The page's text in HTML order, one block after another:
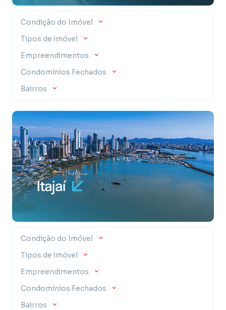
Condição do Imóvel
Tipos de imóvel
Empreendimentos
Condomínios Fechados
Bairros
Condição do Imóvel
Tipos de imóvel
Empreendimentos
Condomínios Fechados
Bairros